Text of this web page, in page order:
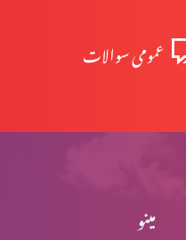
عمومی سوالات
مینو